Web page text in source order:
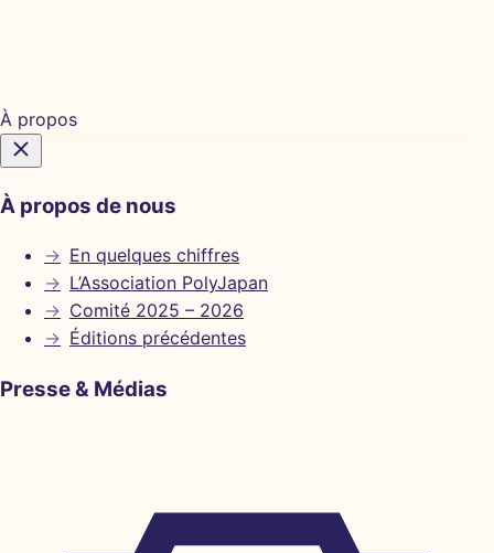
À propos
À propos de nous
→ En quelques chiffres
→ L’Association PolyJapan
→ Comité 2025 – 2026
→ Éditions précédentes
Presse & Médias